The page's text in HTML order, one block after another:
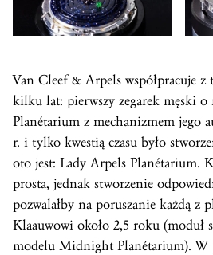
Van Cleef & Arpels współpracuje
kilku lat: pierwszy zegarek męski
Planétarium z mechanizmem jego
r. i tylko kwestią czasu było
oto jest: Lady Arpels Planétarium.
prosta, jednak stworzenie
pozwalałby na poruszanie każdą z
Klaauwowi około 2,5 roku (moduł
modelu Midnight Planétarium). W